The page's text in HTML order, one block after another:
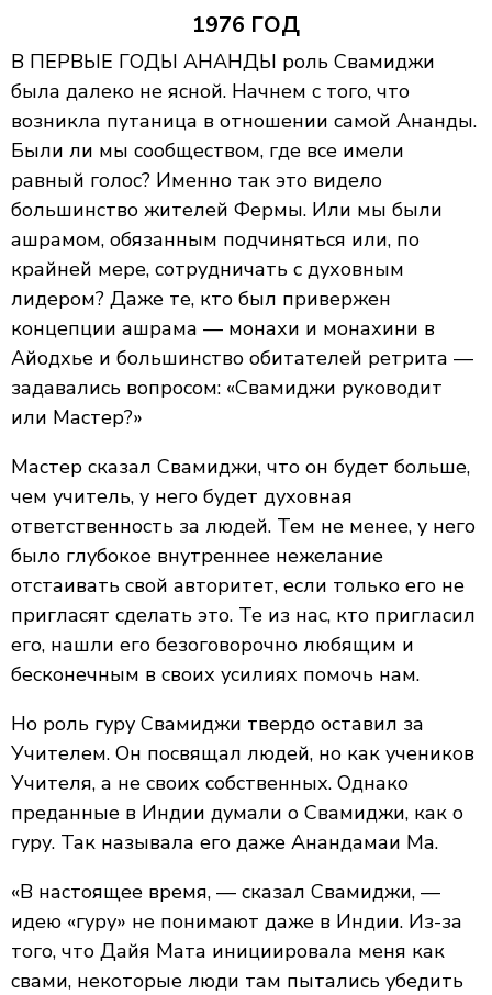
1976 ГОД
В ПЕРВЫЕ ГОДЫ АНАНДЫ роль Свамиджи
была далеко не ясной. Начнем с того, что
возникла путаница в отношении самой Ананды.
Были ли мы сообществом, где все имели
равный голос? Именно так это видело
большинство жителей Фермы. Или мы были
ашрамом, обязанным подчиняться или, по
крайней мере, сотрудничать с духовным
лидером? Даже те, кто был привержен
концепции ашрама — монахи и монахини в
Айодхье и большинство обитателей ретрита —
задавались вопросом: «Свамиджи руководит
или Мастер?»
Мастер сказал Свамиджи, что он будет больше,
чем учитель, у него будет духовная
ответственность за людей. Тем не менее, у него
было глубокое внутреннее нежелание
отстаивать свой авторитет, если только его не
пригласят сделать это. Те из нас, кто пригласил
его, нашли его безоговорочно любящим и
бесконечным в своих усилиях помочь нам.
Но роль гуру Свамиджи твердо оставил за
Учителем. Он посвящал людей, но как учеников
Учителя, а не своих собственных. Однако
преданные в Индии думали о Свамиджи, как о
гуру. Так называла его даже Анандамаи Ма.
«В настоящее время, — сказал Свамиджи, —
идею «гуру» не понимают даже в Индии. Из-за
того, что Дайя Мата инициировала меня как
свами, некоторые люди там пытались убедить